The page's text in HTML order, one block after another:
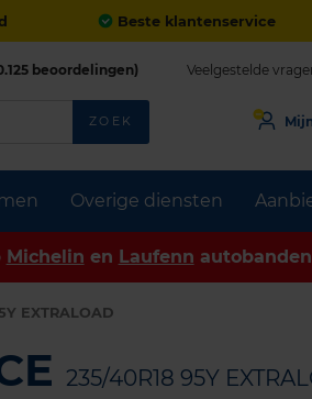
Beste klantenservice
Overige diensten
beoordelingen) Veelgestelde
ZOEK
Michelin en Laufenn
EXTRALOAD
235/40R18 95Y